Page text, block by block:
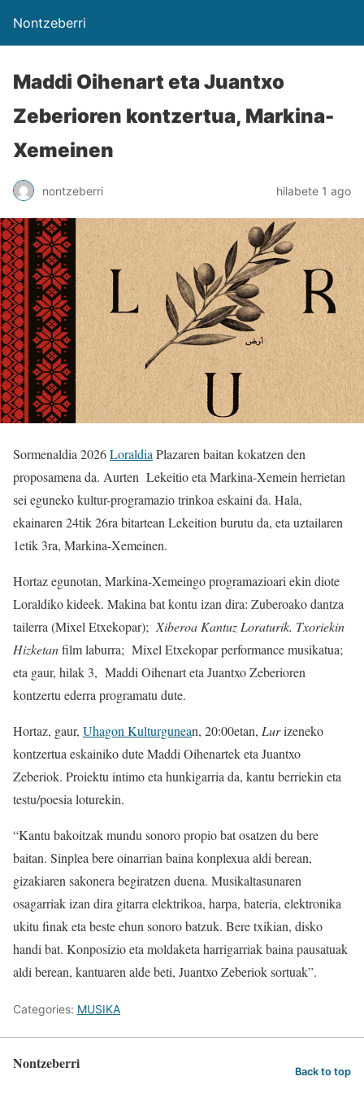
Nontzeberri
Maddi Oihenart eta Juantxo
Zeberioren kontzertua, Markina-
Xemeinen
nontzeberri hilabete 1 ago
Sormenaldia 2026LoraldiaPlazaren baitan kokatzen den
proposamena da. Aurten Lekeitio eta Markina-Xemein herrietan
sei eguneko kultur-programazio trinkoa eskaini da. Hala,
ekainaren 24tik 26ra bitartean Lekeition burutu da, eta uztailaren
1etik 3ra, Markina-Xemeinen.
Hortaz egunotan, Markina-Xemeingo programazioari ekin diote
Loraldiko kideek. Makina bat kontu izan dira: Zuberoako dantza
tailerra (Mixel Etxekopar);Xiberoa Kantuz Loraturik. Txoriekin
Hizketanfilm laburra; Mixel Etxekopar performance musikatua;
eta gaur, hilak 3, Maddi Oihenart eta Juantxo Zeberioren
kontzertu ederra programatu dute.
Hortaz, gaur, Uhagon Kulturgunean, 20:00etan, Lurizeneko
kontzertua eskainiko dute Maddi Oihenartek eta Juantxo
Zeberiok. Proiektu intimo eta hunkigarria da, kantu berriekin eta
testu/poesia loturekin.
“Kantu bakoitzak mundu sonoro propio bat osatzen du bere
baitan. Sinplea bere oinarrian baina konplexua aldi berean,
gizakiaren sakonera begiratzen duena. Musikaltasunaren
osagarriak izan dira gitarra elektrikoa, harpa, bateria, elektronika
ukitu finak eta beste ehun sonoro batzuk. Bere txikian, disko
handi bat. Konposizio eta moldaketa harrigarriak baina pausatuak
aldi berean, kantuaren alde beti, Juantxo Zeberiok sortuak”.
Categories: MUSIKA
Nontzeberri Back to top